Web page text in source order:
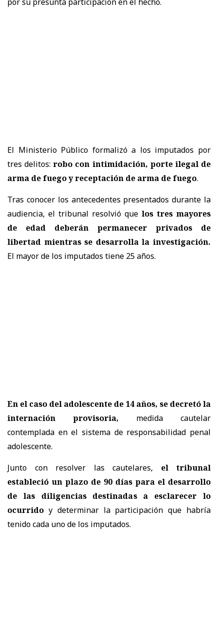
El Ministerio Público formalizó a los imputados por
tres delitos:robo con intimidación, porte ilegal de
arma de fuego y receptación de arma de fuego.
Tras conocer los antecedentes presentados durante la
audiencia, el tribunal resolvió que los tres mayores
de edad deberán permanecer privados de
libertad mientras se desarrolla la investigación.
El mayor de los imputados tiene 25 años.
En el caso del adolescente de 14 años, se decretó la
internación provisoria, medida cautelar
contemplada en el sistema de responsabilidad penal
adolescente.
Junto con resolver las cautelares, el tribunal
estableció un plazo de 90 días para el desarrollo
de las diligencias destinadas a esclarecer lo
ocurrido y determinar la participación que habría
tenido cada uno de los imputados.